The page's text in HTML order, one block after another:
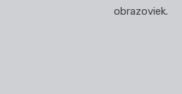
obrazoviek.